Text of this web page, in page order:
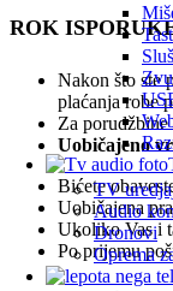
TV
Audio
Dronovi
Oprema
ROK
Nakon što ste
plaćanja robe
Za
Uobičajeno
Bićete
Uobičajena
Ukoliko Vas i
Po prijemu